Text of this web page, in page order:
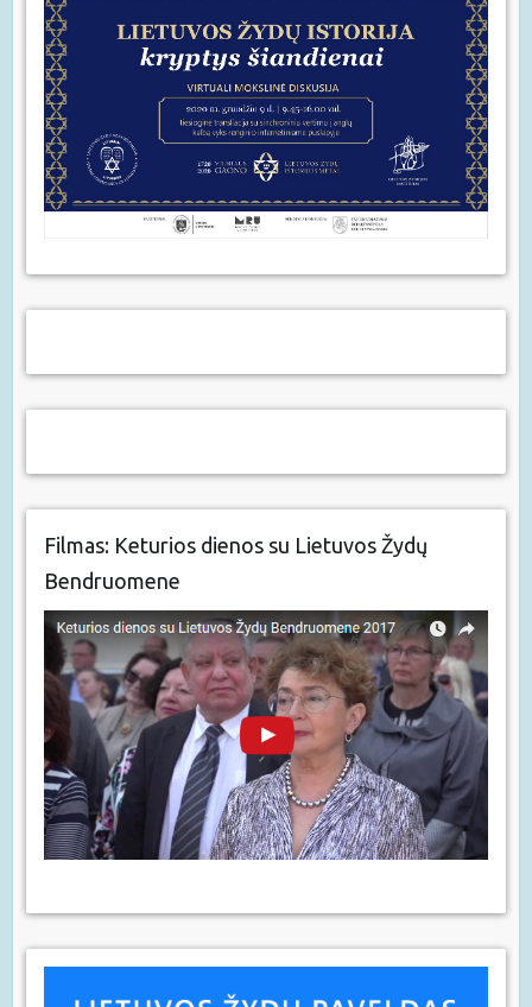
Filmas: Keturios dienos su Lietuvos Žydų
Bendruomene